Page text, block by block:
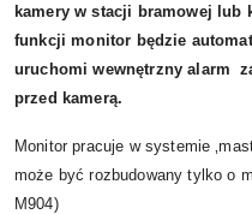
kamery w stacji bramowej lub
funkcji monitor będzie
uruchomi wewnętrzny alarm
przed kamerą.
Monitor pracuje w systemie
może być rozbudowany tylko o
M904)